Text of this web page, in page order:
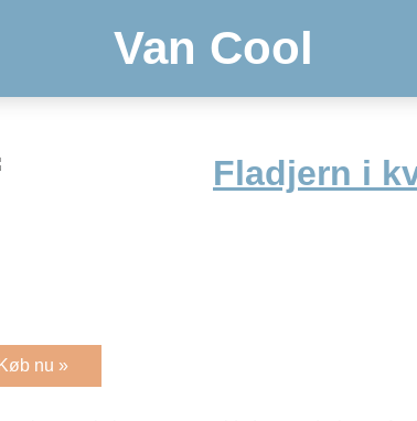
Van Cool
Fladjern i
Køb nu »